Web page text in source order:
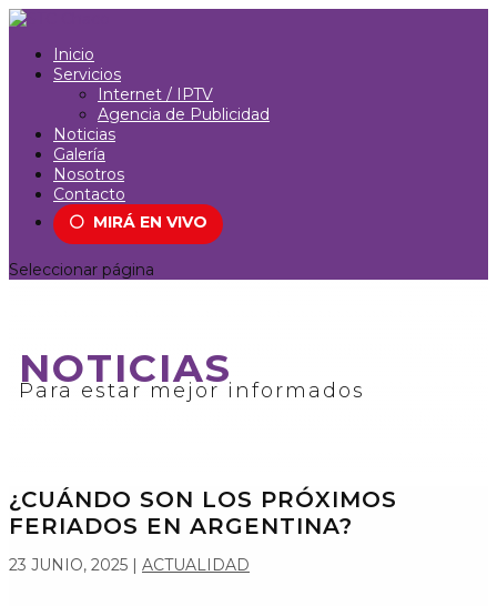
Inicio
Servicios
Internet / IPTV
Agencia de Publicidad
Noticias
Galería
Nosotros
Contacto
⚪ MIRÁ EN VIVO
Seleccionar página
NOTICIAS
Para estar mejor informados
¿CUÁNDO SON LOS PRÓXIMOS
FERIADOS EN ARGENTINA?
23 JUNIO, 2025 | ACTUALIDAD